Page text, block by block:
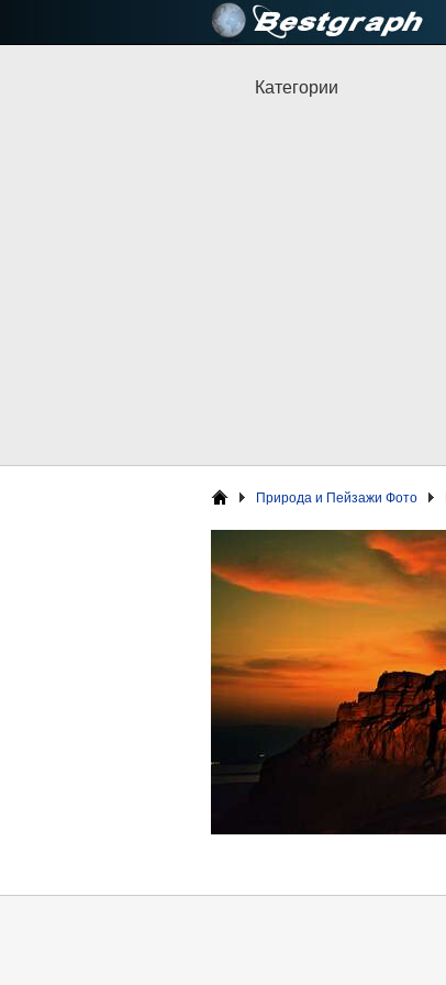
Категории
Природа и Пейзажи Фото